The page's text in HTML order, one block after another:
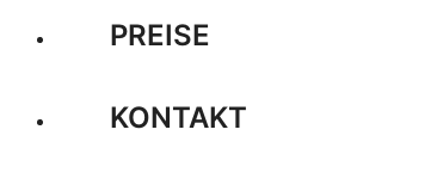
PREISE
KONTAKT